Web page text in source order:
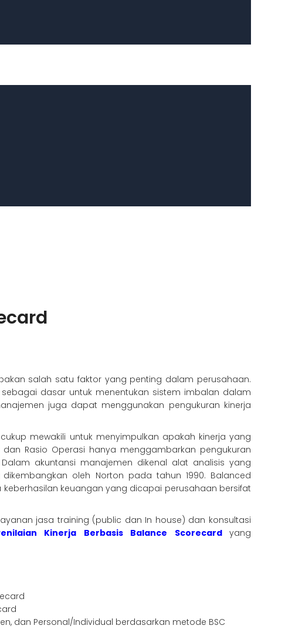
salah satu faktor yang penting dalam perusahaan.
dasar untuk menentukan sistem imbalan dalam
juga dapat menggunakan pengukuran kinerja
mewakili untuk menyimpulkan apakah kinerja yang
Rasio Operasi hanya menggambarkan pengukuran
akuntansi manajemen dikenal alat analisis yang
oleh Norton pada tahun 1990. Balanced
keuangan yang dicapai perusahaan bersifat
jasa training (public dan In house) dan konsultasi
Kinerja Berbasis Balance Scorecardyang
dan Personal/Individual berdasarkan metode BSC